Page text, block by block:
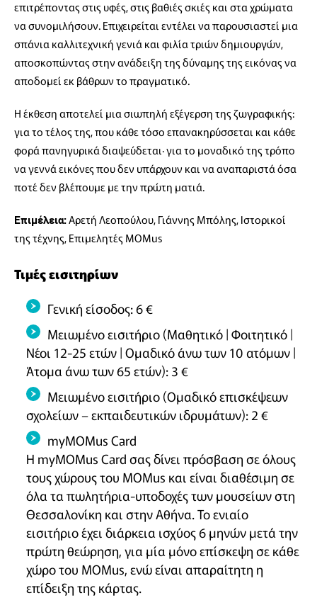
επιτρέποντας στις υφές, στις βαθιές σκιές και στα χρώματα
να συνομιλήσουν. Επιχειρείται εντέλει να παρουσιαστεί μια
σπάνια καλλιτεχνική γενιά και φιλία τριών δημιουργών,
αποσκοπώντας στην ανάδειξη της δύναμης της εικόνας να
αποδομεί εκ βάθρων το πραγματικό.
Η έκθεση αποτελεί μια σιωπηλή εξέγερση της ζωγραφικής:
για το τέλος της, που κάθε τόσο επανακηρύσσεται και κάθε
φορά πανηγυρικά διαψεύδεται· για το μοναδικό της τρόπο
να γεννά εικόνες που δεν υπάρχουν και να αναπαριστά όσα
ποτέ δεν βλέπουμε με την πρώτη ματιά.
Επιμέλεια:Αρετή Λεοπούλου, Γιάννης Μπόλης, Ιστορικοί
της τέχνης, Επιμελητές MOMus
Τιμές εισιτηρίων
Γενική είσοδος: 6 €
Μειωμένο εισιτήριο (Μαθητικό | Φοιτητικό |
Νέοι 12-25 ετών | Ομαδικό άνω των 10 ατόμων |
Άτομα άνω των 65 ετών): 3 €
Μειωμένο εισιτήριο (Ομαδικό επισκέψεων
σχολείων – εκπαιδευτικών ιδρυμάτων): 2 €
myMOMus Card
H myMOMus Card σας δίνει πρόσβαση σε όλους
τους χώρους του MOMus και είναι διαθέσιμη σε
όλα τα πωλητήρια-υποδοχές των μουσείων στη
Θεσσαλονίκη και στην Αθήνα. Το ενιαίο
εισιτήριο έχει διάρκεια ισχύος 6 μηνών μετά την
πρώτη θεώρηση, για μία μόνο επίσκεψη σε κάθε
χώρο του MOMus, ενώ είναι απαραίτητη η
επίδειξη της κάρτας.